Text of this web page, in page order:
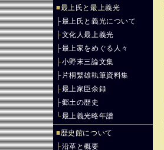
■最上氏と最上義光
├最上氏と義光について
├文化人最上義光
├最上家をめぐる人々
├小野末三論文集
├ 片桐繁雄執筆資料集
├最上家臣余録
├郷土の歴史
└最上義光略年譜
■歴史館について
├沿革と概要